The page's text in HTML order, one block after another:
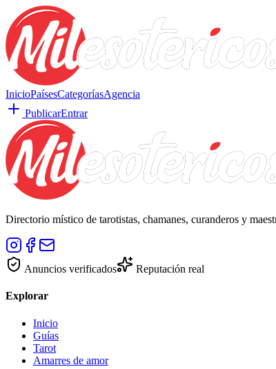
InicioPaísesCategoríasAgencia
PublicarEntrar
Directorio místico de tarotistas, chamanes, curanderos y
Anuncios verificados Reputación real
Explorar
Inicio
Guías
Tarot
Amarres de amor